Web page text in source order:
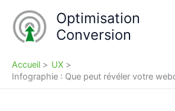
contenu
Optimisation
Conversion
Accueil
UX
Infographie : Que peut révéler votre